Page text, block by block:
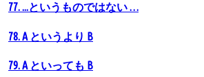
77. ...というものではない …
78. A というより B
79. A といっても B